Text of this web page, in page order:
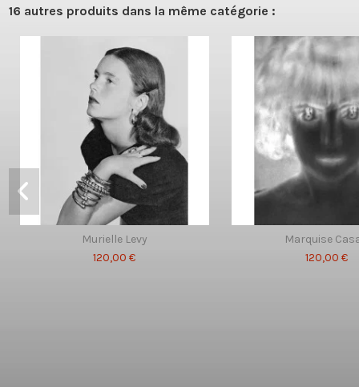
16 autres produits dans la même catégorie :
Murielle Levy
120,00 €
Marquise
120,00 €